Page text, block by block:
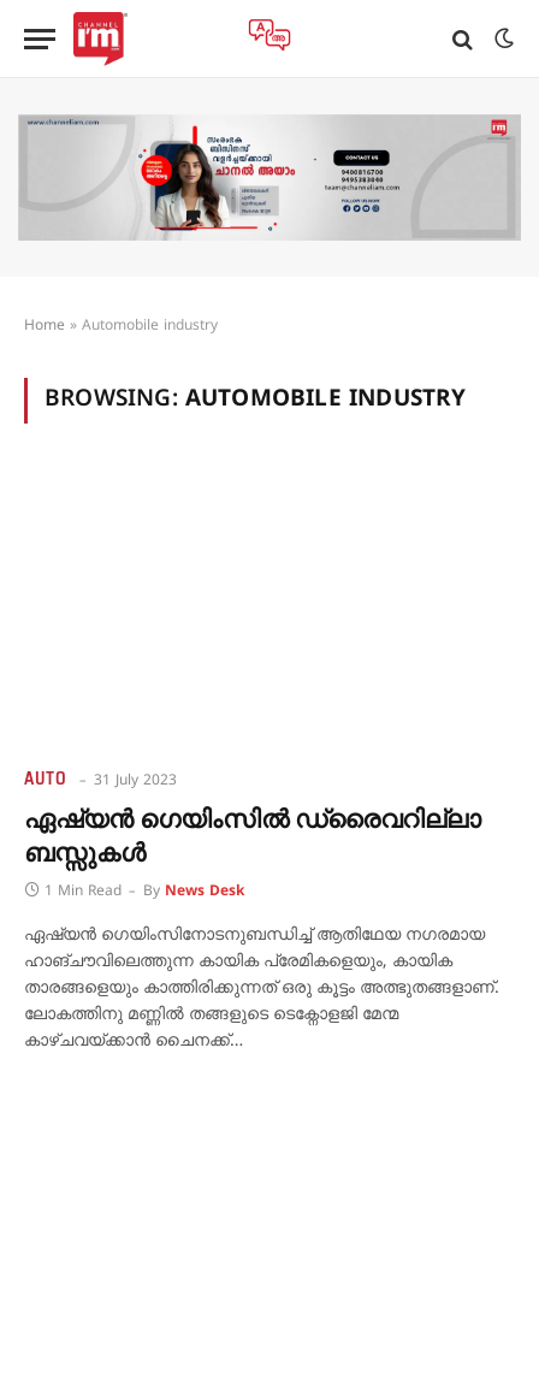
Home » Automobile industry
BROWSING: AUTOMOBILE INDUSTRY
AUTO 31 July 2023
ഏഷ്യൻ ഗെയിംസിൽ‌ ഡ്രൈവറില്ലാ
ബസ്സുകൾ
1 Min Read By News Desk
ഏഷ്യൻ ഗെയിംസിനോടനുബന്ധിച്ച് ആതിഥേയ നഗരമായ
ഹാങ്ചൗവിലെത്തുന്ന കായിക പ്രേമികളെയും, കായിക
താരങ്ങളെയും കാത്തിരിക്കുന്നത് ഒരു കൂട്ടം അത്ഭുതങ്ങളാണ്.
ലോകത്തിനു മണ്ണിൽ തങ്ങളുടെ ടെക്നോളജി മേന്മ
കാഴ്ചവയ്ക്കാൻ ചൈനക്ക്…